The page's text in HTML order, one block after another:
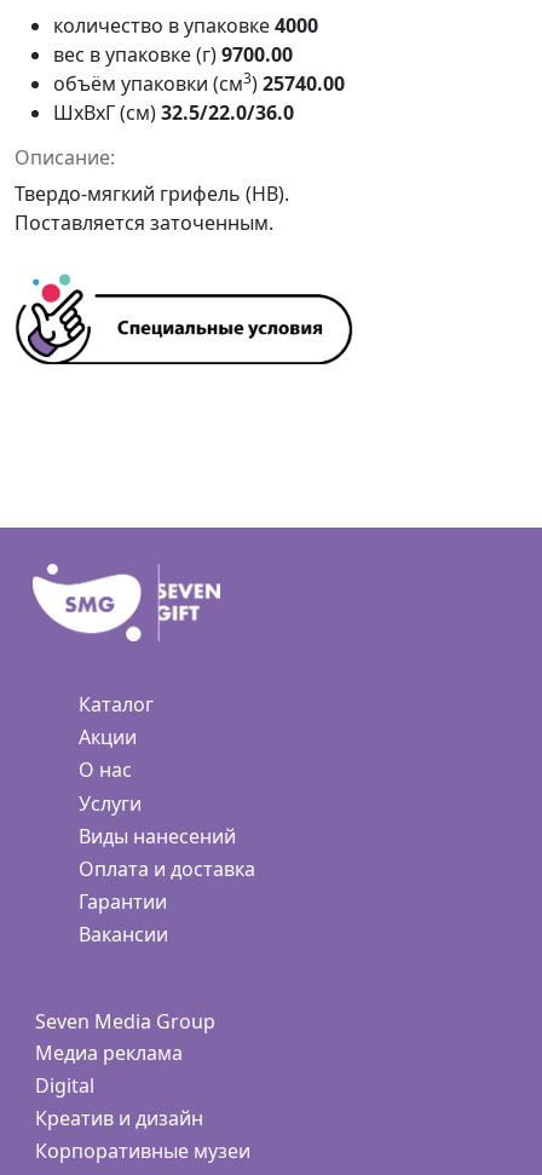
количество в упаковке4000
вес в упаковке (г)9700.00
объём упаковки (см3)25740.00
ШxВxГ (см)32.5/22.0/36.0
Описание:
Твердо-мягкий грифель (HB).
Поставляется заточенным.
Каталог
Акции
О нас
Услуги
Виды нанесений
Оплата и доставка
Гарантии
Вакансии
Seven Media Group
Медиа реклама
Digital
Креатив и дизайн
Корпоративные музеи